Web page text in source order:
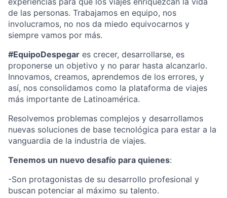
de las personas. Trabajamos en equipo, nos
involucramos, no nos da miedo equivocarnos y
siempre vamos por más.
#EquipoDespegar es crecer, desarrollarse, es
proponerse un objetivo y no parar hasta alcanzarlo.
Innovamos, creamos, aprendemos de los errores, y
así, nos consolidamos como la plataforma de viajes
más importante de Latinoamérica.
Resolvemos problemas complejos y desarrollamos
nuevas soluciones de base tecnológica para estar a la
vanguardia de la industria de viajes.
Tenemos un nuevo desafío para quienes:
-Son protagonistas de su desarrollo profesional y
buscan potenciar al máximo su talento.